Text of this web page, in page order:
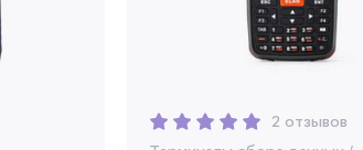
2 отзывов